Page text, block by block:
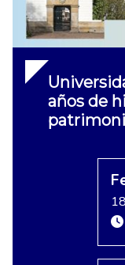
años de